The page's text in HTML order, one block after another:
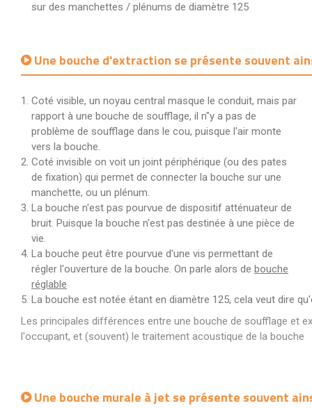
sur des manchettes / plénums de diamètre 125
Une bouche d'extraction se présente souvent
Coté visible, un noyau central masque le conduit, mais par
rapport à une bouche de soufflage, il n"y a pas de
problème de soufflage dans le cou, puisque l'air monte
vers la bouche.
Coté invisible on voit un joint périphérique (ou des pates
de fixation) qui permet de connecter la bouche sur une
manchette, ou un plénum.
La bouche n'est pas pourvue de dispositif atténuateur de
bruit. Puisque la bouche n'est pas destinée à une pièce de
vie.
La bouche peut être pourvue d'une vis permettant de
régler l'ouverture de la bouche. On parle alors de bouche
réglable
La bouche est notée étant en diamètre 125, cela veut dire
Les principales différences entre une bouche de soufflage et
l'occupant, et (souvent) le traitement acoustique de la bouche
Une bouche murale à jet se présente souvent